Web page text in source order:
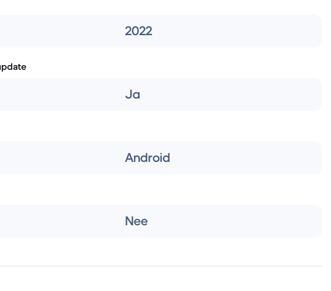
2022
Ja
Android
Nee